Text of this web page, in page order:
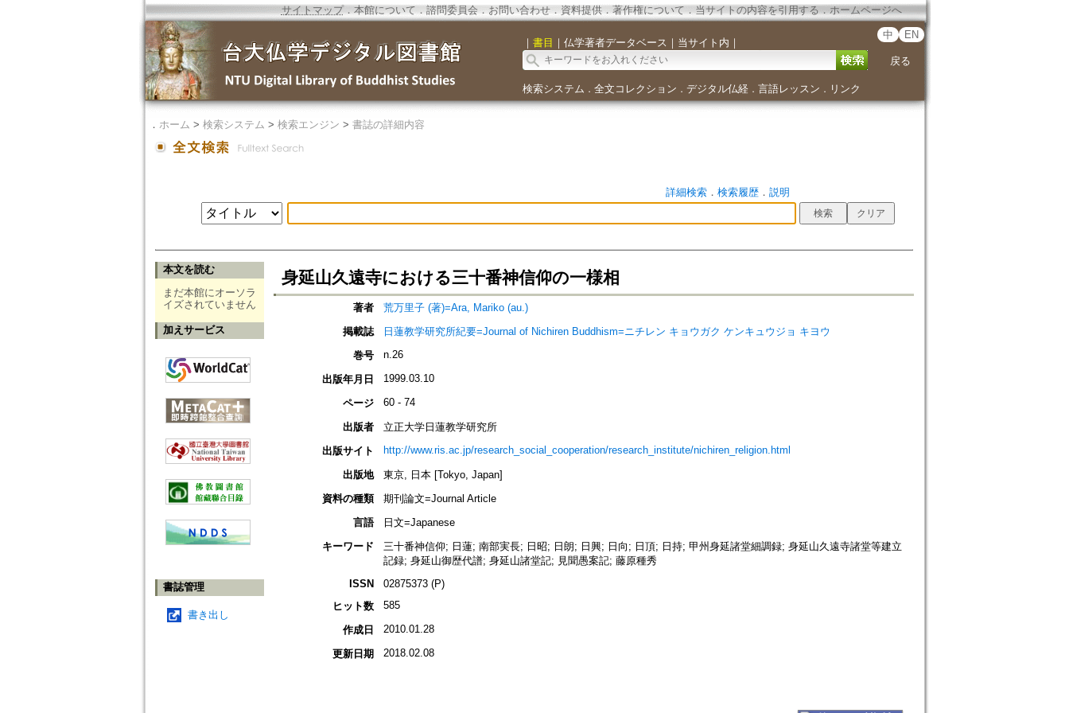
サイトマップ．本館について ． 諮問委員会． お問い合わせ． 資料提供． 著作権について．当サイトの内容を引用する ． ホームページへ
｜ 書目 ｜ 仏学著者データベース ｜ 当サイト内 ｜
中 EN
戻る
検索システム ． 全文コレクション ． デジタル仏経． 言語レッスン ． リンク
． ホーム > 検索システム > 検索エンジン > 書誌の詳細内容
詳細検索． 検索履歴． 説明
本文を読む
まだ本館にオーソラ
イズされていません
加えサービス
書誌管理
書き出し
身延山久遠寺における三十番神信仰の一様相
著者
荒万里子 (著)=Ara, Mariko (au.)
掲載誌
日蓮教学研究所紀要=Journal of Nichiren Buddhism=ニチレン キョウガク ケンキュウジョ キヨウ
巻号
n.26
出版年月日 1999.03.10
ページ 60 - 74
出版者
立正大学日蓮教学研究所
出版サイト
http://www.ris.ac.jp/research_social_cooperation/research_institute/nichiren_religion.html
出版地
東京, 日本 [Tokyo, Japan]
資料の種類
期刊論文=Journal Article
言語
日文=Japanese
キーワード
三十番神信仰; 日蓮; 南部実長; 日昭; 日朗; 日興; 日向; 日頂; 日持; 甲州身延諸堂細調録; 身延山久遠寺諸堂等建立
記録; 身延山御歴代譜; 身延山諸堂記; 見聞愚案記; 藤原種秀
ISSN
02875373 (P)
ヒット数
585
作成日 2010.01.28
更新日期 2018.02.08